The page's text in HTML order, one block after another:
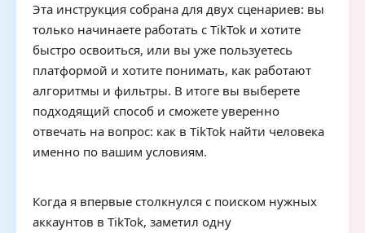
Эта инструкция собрана для двух сценариев: вы
только начинаете работать с TikTok и хотите
быстро освоиться, или вы уже пользуетесь
платформой и хотите понимать, как работают
алгоритмы и фильтры. В итоге вы выберете
подходящий способ и сможете уверенно
отвечать на вопрос: как в TikTok найти человека
именно по вашим условиям.
Когда я впервые столкнулся с поиском нужных
аккаунтов в TikTok, заметил одну